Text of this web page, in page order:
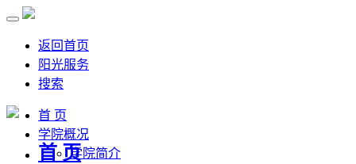
返回首页
阳光服务
搜索
首 页
学院概况
学院简介
首 页